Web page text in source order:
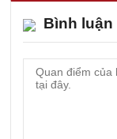
Bình luận